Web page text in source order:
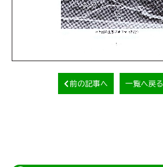
前の記事へ 一覧へ戻る